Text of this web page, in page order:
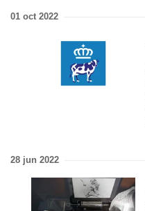
01 oct 2022
28 jun 2022